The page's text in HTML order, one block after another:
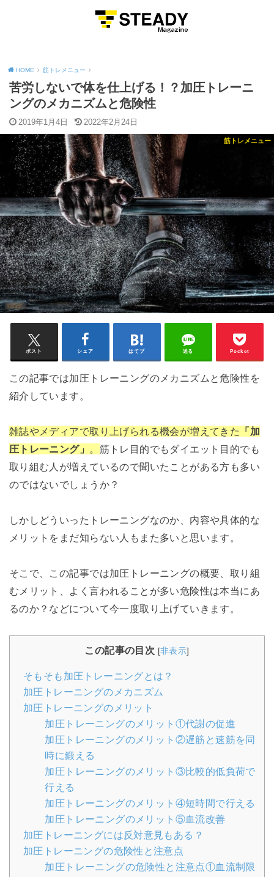
HOME 筋トレメニュー
苦労しないで体を仕上げる！？加圧トレーニ
ングのメカニズムと危険性
2019年1月4日 2022年2月24日
筋トレメニュー
ポスト シェア はてブ 送る Pocket
この記事では加圧トレーニングのメカニズムと危険性を
紹介しています。
雑誌やメディアで取り上げられる機会が増えてきた
「加
圧トレーニング」
。 筋トレ目的でもダイエット目的でも
取り組む人が増えているので聞いたことがある方も多い
のではないでしょうか？
しかしどういったトレーニングなのか、内容や具体的な
メリットをまだ知らない人もまた多いと思います。
そこで、この記事では加圧トレーニングの概要、取り組
むメリット、よく言われることが多い危険性は本当にあ
るのか？などについて今一度取り上げていきます。
この記事の目次 [非表示]
そもそも加圧トレーニングとは？
加圧トレーニングのメカニズム
加圧トレーニングのメリット
加圧トレーニングのメリット①代謝の促進
加圧トレーニングのメリット②遅筋と速筋を同
時に鍛える
加圧トレーニングのメリット③比較的低負荷で
行える
加圧トレーニングのメリット④短時間で行える
加圧トレーニングのメリット⑤血流改善
加圧トレーニングには反対意見もある？
加圧トレーニングの危険性と注意点
加圧トレーニングの危険性と注意点①血流制限